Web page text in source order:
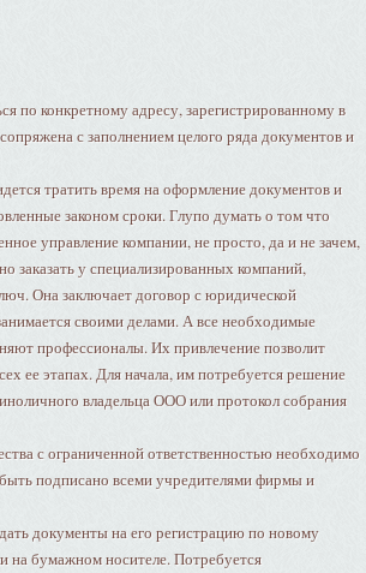
по конкретному адресу, зарегистрированному в
с заполнением целого ряда документов и
тратить время на оформление документов и
законом сроки. Глупо думать о том что
управление компании, не просто, да и не зачем,
заказать у специализированных компаний,
Она заключает договор с юридической
своими делами. А все необходимые
профессионалы. Их привлечение позволит
ее этапах. Для начала, им потребуется решение
владельца ООО или протокол собрания
с ограниченной ответственностью необходимо
подписано всеми учредителями фирмы и
документы на его регистрацию по новому
на бумажном носителе. Потребуется